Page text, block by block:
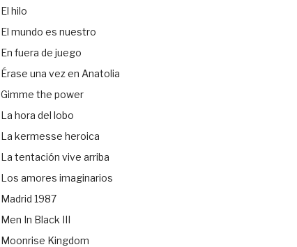
El hilo
El mundo es nuestro
En fuera de juego
Érase una vez en Anatolia
Gimme the power
La hora del lobo
La kermesse heroica
La tentación vive arriba
Los amores imaginarios
Madrid 1987
Men In Black III
Moonrise Kingdom